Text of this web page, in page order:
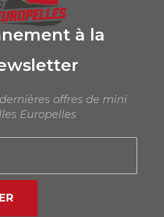
à la
offres de mini
Europelles